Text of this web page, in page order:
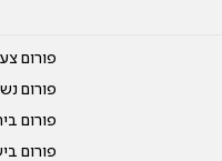
פורום
פורום
פורום
פורום